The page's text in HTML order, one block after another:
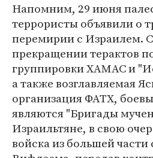
Напомним, 29 июня
террористы объявили о
перемирии с Израилем.
прекращении терактов
группировки ХАМАС и
а также возглавляемая
организация ФАТХ,
являются "Бригады
Израильтяне, в свою
войска из большей части